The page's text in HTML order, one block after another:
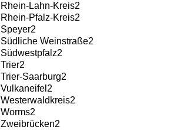
Rhein-Lahn-Kreis2
Rhein-Pfalz-Kreis2
Speyer2
Südliche Weinstraße2
Südwestpfalz2
Trier2
Trier-Saarburg2
Vulkaneifel 2
Westerwaldkreis2
Worms2
Zweibrücken2